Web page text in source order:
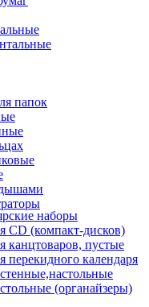
папок
наборы
CD (компакт-дисков)
канцтоваров, пустые
перекидного календаря
(органайзеры)